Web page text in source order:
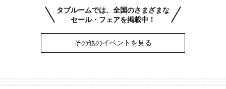
タブルームでは、全国のさまざまな
セール・フェアを掲載中！
その他のイベントを見る